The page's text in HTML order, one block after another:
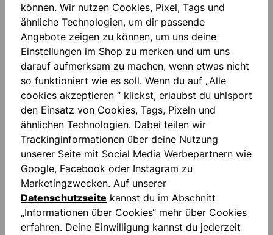
Beschreibung
"FOR THE PLANET" Seitliche Reißverschlusstaschen
Gedruckter Schriftzug Einfassband an Ärmel und
Saum Hochabschließender Kra…Mehr
Bewertungen
können. Wir nutzen Cookies, Pixel, Tags und
ähnliche Technologien, um dir passende
Angebote zeigen zu können, um uns deine
Einstellungen im Shop zu merken und um uns
darauf aufmerksam zu machen, wenn etwas nicht
so funktioniert wie es soll. Wenn du auf „Alle
cookies akzeptieren “ klickst, erlaubst du uhlsport
den Einsatz von Cookies, Tags, Pixeln und
ähnlichen Technologien. Dabei teilen wir
Trackinginformationen über deine Nutzung
unserer Seite mit Social Media Werbepartnern wie
Google, Facebook oder Instagram zu
Marketingzwecken. Auf unserer
Datenschutzseite kannst du im Abschnitt
„Informationen über Cookies“ mehr über Cookies
erfahren. Deine Einwilligung kannst du jederzeit